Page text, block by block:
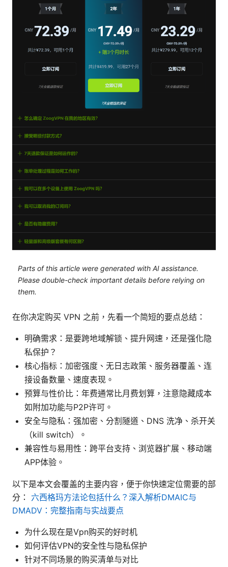
Parts of this article were generated with AI assistance.
Please double-check important details before relying on
them.
在你决定购买 VPN 之前，先看一个简短的要点总结：
明确需求：是要跨地域解锁、提升网速，还是强化隐
私保护？
核心指标：加密强度、无日志政策、服务器覆盖、连
接设备数量、速度表现。
预算与性价比：年费通常比月费划算，注意隐藏成本
如附加功能与P2P许可。
安全与隐私：强加密、分割隧道、DNS 洗净、杀开关
（kill switch）。
兼容性与易用性：跨平台支持、浏览器扩展、移动端
APP体验。
以下是本文会覆盖的主要内容，便于你快速定位需要的部
分： 六西格玛方法论包括什么？深入解析DMAIC与
DMADV：完整指南与实战要点
为什么现在是Vpn购买的好时机
如何评估VPN的安全性与隐私保护
针对不同场景的购买清单与对比